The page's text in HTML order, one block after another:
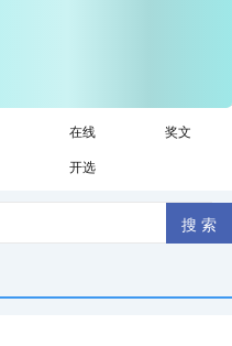
在线 奖文
开选